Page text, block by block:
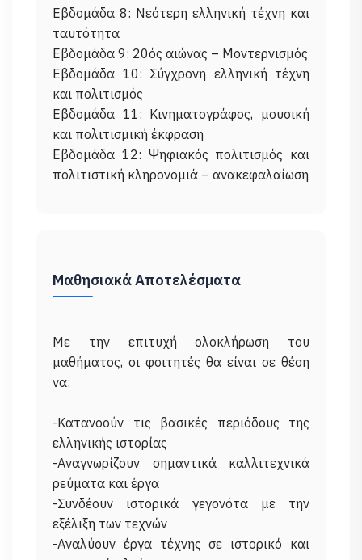
Εβδομάδα 8: Νεότερη ελληνική τέχνη και
ταυτότητα
Εβδομάδα 9: 20ός αιώνας – Μοντερνισμός
Εβδομάδα 10: Σύγχρονη ελληνική τέχνη
και πολιτισμός
Εβδομάδα 11: Κινηματογράφος, μουσική
και πολιτισμική έκφραση
Εβδομάδα 12: Ψηφιακός πολιτισμός και
Μαθησιακά Αποτελέσματα
Με την επιτυχή ολοκλήρωση του
μαθήματος, οι φοιτητές θα είναι σε θέση
να:
-Κατανοούν τις βασικές περιόδους της
ελληνικής ιστορίας
-Αναγνωρίζουν σημαντικά καλλιτεχνικά
ρεύματα και έργα
-Συνδέουν ιστορικά γεγονότα με την
εξέλιξη των τεχνών
-Αναλύουν έργα τέχνης σε ιστορικό και